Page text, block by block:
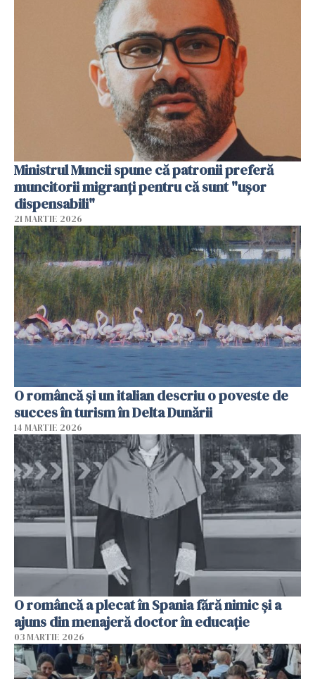
Ministrul Muncii spune că patronii preferă
muncitorii migranți pentru că sunt "uşor
dispensabili"
21 MARTIE 2026
O româncă și un italian descriu o poveste de
succes în turism în Delta Dunării
14 MARTIE 2026
O româncă a plecat în Spania fără nimic și a
ajuns din menajeră doctor în educație
03 MARTIE 2026